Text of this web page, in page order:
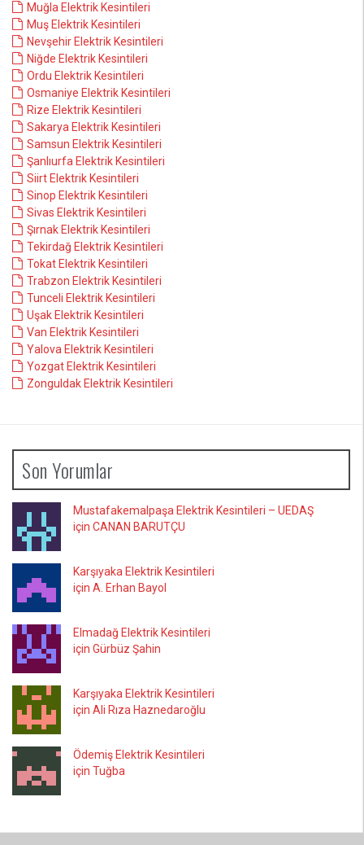
Muğla Elektrik Kesintileri
Muş Elektrik Kesintileri
Nevşehir Elektrik Kesintileri
Niğde Elektrik Kesintileri
Ordu Elektrik Kesintileri
Osmaniye Elektrik Kesintileri
Rize Elektrik Kesintileri
Sakarya Elektrik Kesintileri
Samsun Elektrik Kesintileri
Şanlıurfa Elektrik Kesintileri
Siirt Elektrik Kesintileri
Sinop Elektrik Kesintileri
Sivas Elektrik Kesintileri
Şırnak Elektrik Kesintileri
Tekirdağ Elektrik Kesintileri
Tokat Elektrik Kesintileri
Trabzon Elektrik Kesintileri
Tunceli Elektrik Kesintileri
Uşak Elektrik Kesintileri
Van Elektrik Kesintileri
Yalova Elektrik Kesintileri
Yozgat Elektrik Kesintileri
Zonguldak Elektrik Kesintileri
Son Yorumlar
Mustafakemalpaşa Elektrik Kesintileri – UEDAŞ
için CANAN BARUTÇU
Karşıyaka Elektrik Kesintileri
için A. Erhan Bayol
Elmadağ Elektrik Kesintileri
için Gürbüz Şahin
Karşıyaka Elektrik Kesintileri
için Ali Rıza Haznedaroğlu
Ödemiş Elektrik Kesintileri
için Tuğba